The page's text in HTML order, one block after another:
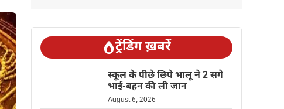
ट्रेंडिंग ख़बरें
स्कूल के पीछे छिपे भालू ने 2 सगे
भाई-बहन की ली जान
August 6, 2026